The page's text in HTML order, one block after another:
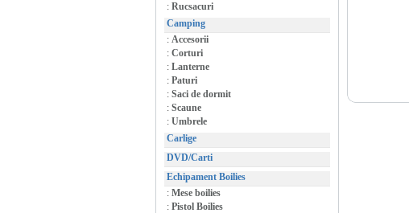
: Rucsacuri
Camping
: Accesorii
: Corturi
: Lanterne
: Paturi
: Saci de dormit
: Scaune
: Umbrele
Carlige
DVD/Carti
Echipament Boilies
: Mese boilies
: Pistol Boilies